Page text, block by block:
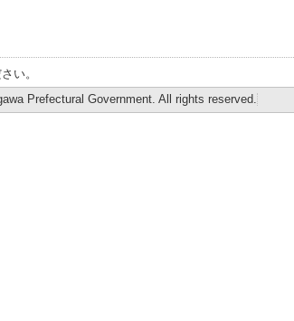
い。
Prefectural Government. All rights reserved.